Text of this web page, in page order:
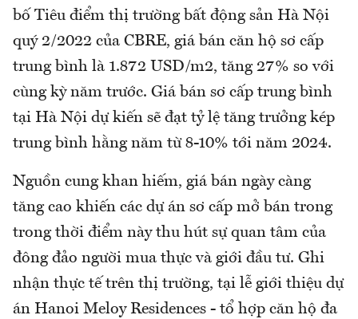
bố Tiêu điểm thị trường bất động sản Hà Nội
quý 2/2022 của CBRE, giá bán căn hộ sơ cấp
trung bình là 1.872 USD/m2, tăng 27% so với
cùng kỳ năm trước. Giá bán sơ cấp trung bình
tại Hà Nội dự kiến sẽ đạt tỷ lệ tăng trưởng kép
trung bình hằng năm từ 8-10% tới năm 2024.
Nguồn cung khan hiếm, giá bán ngày càng
tăng cao khiến các dự án sơ cấp mở bán trong
trong thời điểm này thu hút sự quan tâm của
đông đảo người mua thực và giới đầu tư. Ghi
nhận thực tế trên thị trường, tại lễ giới thiệu dự
án Hanoi Meloy Residences - tổ hợp căn hộ đa